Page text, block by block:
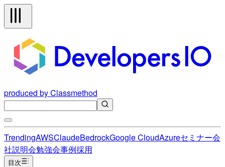
produced by Classmethod
TrendingAWSClaudeBedrockGoogle CloudAzureセミナー会
社説明会勉強会事例採用
目次